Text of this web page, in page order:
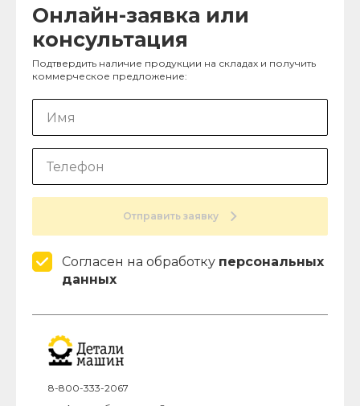
Онлайн-заявка или
консультация
Подтвердить наличие продукции на складах и получить
коммерческое предложение:
Отправить заявку
Согласен на обработку персональных
данных
8-800-333-2067